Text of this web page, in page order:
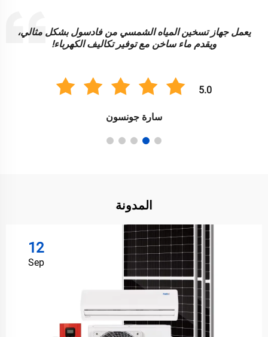
يعمل جهاز تسخين المياه الشمسي من فادسول بشكل مثالي،
ويقدم ماء ساخن مع توفير تكاليف الكهرباء!
5.0
سارة جونسون
المدونة
12
Sep